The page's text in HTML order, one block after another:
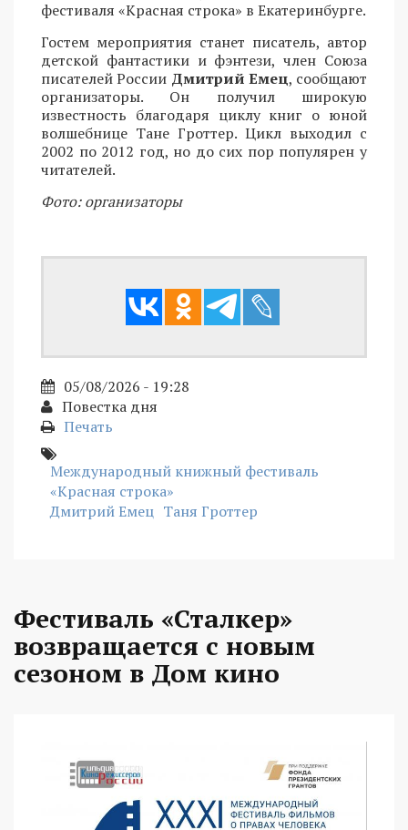
фестиваля «Красная строка» в Екатеринбурге.
Гостем мероприятия станет писатель, автор
детской фантастики и фэнтези, член Союза
писателей России Дмитрий Емец, сообщают
организаторы. Он получил широкую
известность благодаря циклу книг о юной
волшебнице Тане Гроттер. Цикл выходил с
2002 по 2012 год, но до сих пор популярен у
читателей.
Фото: организаторы
05/08/2026 - 19:28
Повестка дня
Печать
Международный книжный фестиваль
«Красная строка»
Дмитрий Емец Таня Гроттер
Фестиваль «Сталкер»
возвращается с новым
сезоном в Дом кино